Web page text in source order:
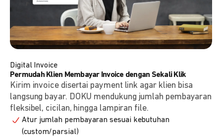
Digital Invoice
Permudah Klien Membayar Invoice dengan Sekali Klik
Kirim invoice disertai payment link agar klien bisa
langsung bayar. DOKU mendukung jumlah pembayaran
fleksibel, cicilan, hingga lampiran file.
Atur jumlah pembayaran sesuai kebutuhan
(custom/parsial)